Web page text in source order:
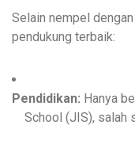
Selain nempel
pendukung terbaik:
Pendidikan: Hanya
School (JIS), salah